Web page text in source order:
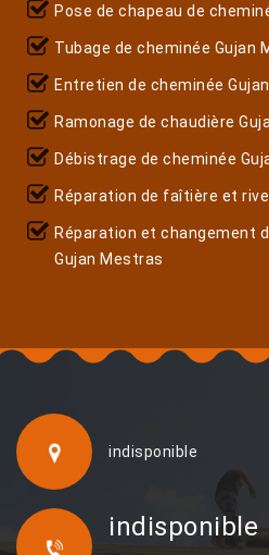
Pose de chapeau de
Tubage de cheminée Gujan
Entretien de cheminée
Ramonage de chaudière
Débistrage de cheminée
Réparation de faîtière et
Réparation et changement
Gujan Mestras
indisponible
indisponible